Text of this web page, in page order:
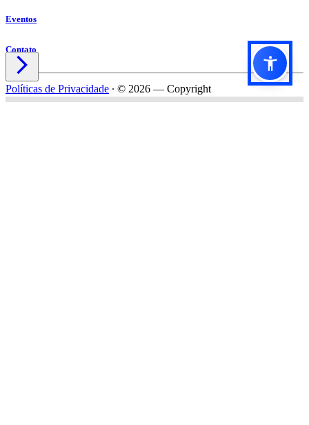
Eventos
Contato

Políticas de Privacidade ∙ © 2026 — Copyright